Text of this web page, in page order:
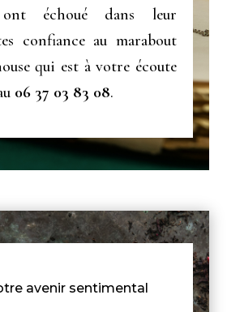
ont échoué dans leur
confiance au marabout
qui est à votre écoute
06 37 03 83 08.
avenir sentimental